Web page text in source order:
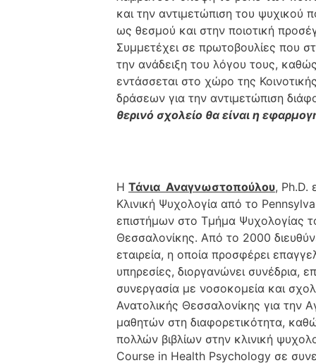
και την αντιμετώπιση του ψυχικού
ως θεσμού και στην ποιοτική
Συμμετέχει σε πρωτοβουλίες που
την ανάδειξη του λόγου τους,
εντάσσεται στο χώρο της
δράσεων για την αντιμετώπιση
θερινό σχολείο θα είναι η
Η Τάνια Αναγνωστοπούλου, Ph.D.
Κλινική Ψυχολογία από το
επιστήμων στο Τμήμα Ψυχολογίας
Θεσσαλονίκης. Από το 2000
εταιρεία, η οποία προσφέρει
υπηρεσίες, διοργανώνει συνέδρια,
συνεργασία με νοσοκομεία και
Ανατολικής Θεσσαλονίκης για την
μαθητών στη διαφορετικότητα,
πολλών βιβλίων στην κλινική
Course in Health Psychology σε